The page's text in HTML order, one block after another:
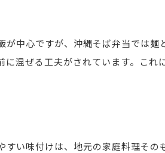
中心ですが、沖縄そば弁当では麺
混ぜる工夫がされています。これ
い味付けは、地元の家庭料理その